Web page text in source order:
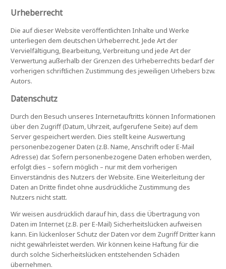
Urheberrecht
Die auf dieser Website veröffentlichten Inhalte und Werke
unterliegen dem deutschen Urheberrecht. Jede Art der
Vervielfältigung, Bearbeitung, Verbreitung und jede Art der
Verwertung außerhalb der Grenzen des Urheberrechts bedarf der
vorherigen schriftlichen Zustimmung des jeweiligen Urhebers bzw.
Autors.
Datenschutz
Durch den Besuch unseres Internetauftritts können Informationen
über den Zugriff (Datum, Uhrzeit, aufgerufene Seite) auf dem
Server gespeichert werden. Dies stellt keine Auswertung
personenbezogener Daten (z.B. Name, Anschrift oder E-Mail
Adresse) dar. Sofern personenbezogene Daten erhoben werden,
erfolgt dies – sofern möglich – nur mit dem vorherigen
Einverständnis des Nutzers der Website. Eine Weiterleitung der
Daten an Dritte findet ohne ausdrückliche Zustimmung des
Nutzers nicht statt.
Wir weisen ausdrücklich darauf hin, dass die Übertragung von
Daten im Internet (z.B. per E-Mail) Sicherheitslücken aufweisen
kann. Ein lückenloser Schutz der Daten vor dem Zugriff Dritter kann
nicht gewährleistet werden. Wir können keine Haftung für die
durch solche Sicherheitslücken entstehenden Schäden
übernehmen.